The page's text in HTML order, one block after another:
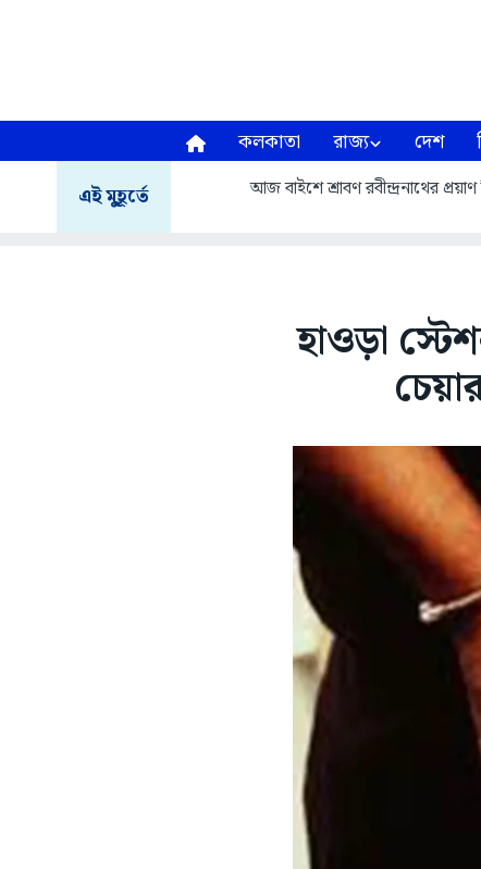
কলকাতা রাজ্য দেশ
এই মুহূর্তে আজ বাইশে শ্রাবণ রবীন্দ্রনাথের
হাওড়া